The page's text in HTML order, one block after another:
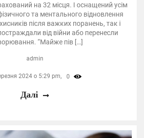
на 32 місця. І оснащений усім
та ментального відновлення
після важких поранень, так і
від війни або перенесли
“Майже пів […]
admin
2024 о 5:29 pm, 0
Далі